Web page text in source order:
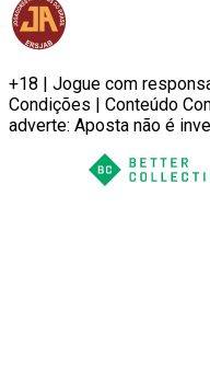
+18 | Jogue com
Condições | Conteúdo
adverte: Aposta não é